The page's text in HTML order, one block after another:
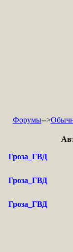
Форумы-->
Гроза_ГВД
Гроза_ГВД
Гроза_ГВД